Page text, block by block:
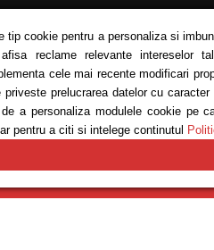
REȚETE SĂNĂTATE
cookie pentru a personaliza si
reclame relevante intereselor
cele mai recente modificari
prelucrarea datelor cu
a personaliza modulele cookie pe
pentru a citi si intelege continutul